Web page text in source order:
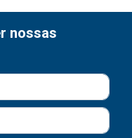
nossas